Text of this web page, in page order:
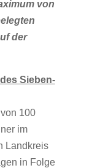
von
der
Sieben-
100
im
Landkreis
in Folge